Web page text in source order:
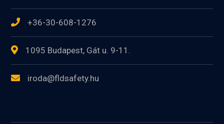
+36-30-608-1276
1095 Budapest, Gát u. 9-11.
iroda@fldsafety.hu